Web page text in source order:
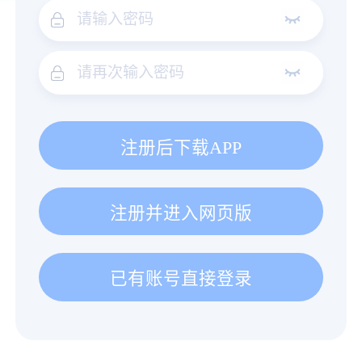
注册后下载APP
注册并进入网页版
已有账号直接登录